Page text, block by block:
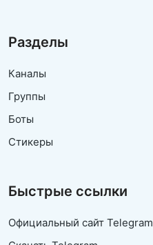
Разделы
Каналы
Группы
Боты
Стикеры
Быстрые ссылки
Официальный сайт Telegram